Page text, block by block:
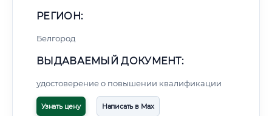
РЕГИОН:
Белгород
ВЫДАВАЕМЫЙ ДОКУМЕНТ:
удостоверение о повышении квалификации
Узнать цену Написать в Max